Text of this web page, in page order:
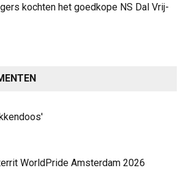
kochten het goedkope NS Dal Vrij-
WorldPride Amsterdam 2026